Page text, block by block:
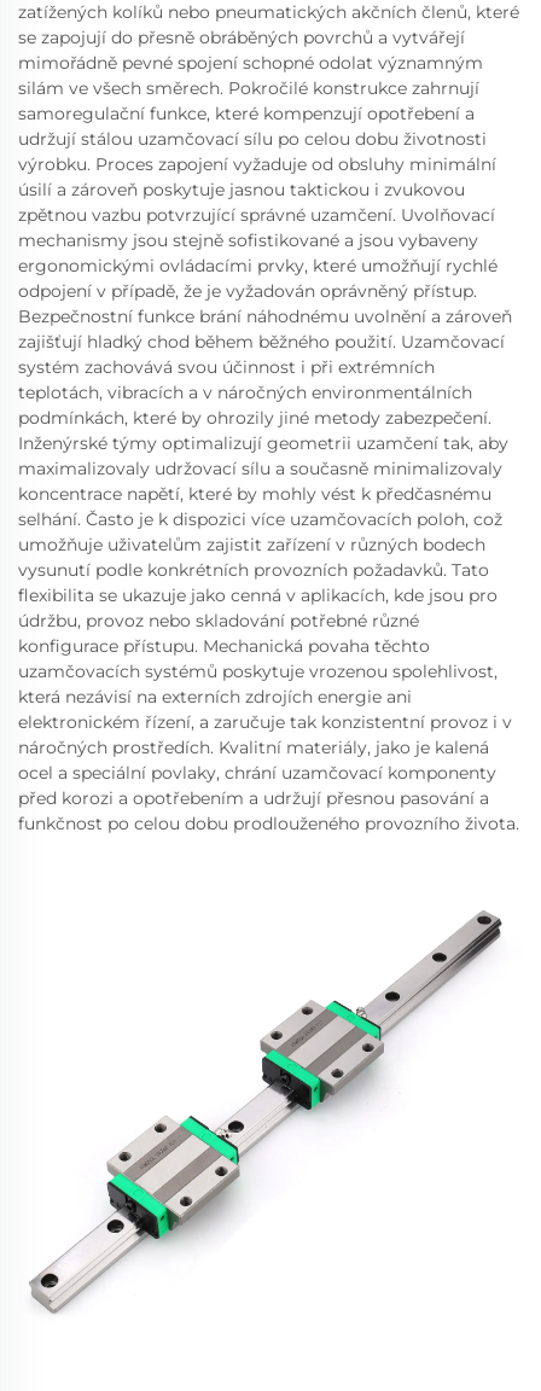
zatížených kolíků nebo pneumatických akčních členů, které
se zapojují do přesně obráběných povrchů a vytvářejí
mimořádně pevné spojení schopné odolat významným
silám ve všech směrech. Pokročilé konstrukce zahrnují
samoregulační funkce, které kompenzují opotřebení a
udržují stálou uzamčovací sílu po celou dobu životnosti
výrobku. Proces zapojení vyžaduje od obsluhy minimální
úsilí a zároveň poskytuje jasnou taktickou i zvukovou
zpětnou vazbu potvrzující správné uzamčení. Uvolňovací
mechanismy jsou stejně sofistikované a jsou vybaveny
ergonomickými ovládacími prvky, které umožňují rychlé
odpojení v případě, že je vyžadován oprávněný přístup.
Bezpečnostní funkce brání náhodnému uvolnění a zároveň
zajišťují hladký chod během běžného použití. Uzamčovací
systém zachovává svou účinnost i při extrémních
teplotách, vibracích a v náročných environmentálních
podmínkách, které by ohrozily jiné metody zabezpečení.
Inženýrské týmy optimalizují geometrii uzamčení tak, aby
maximalizovaly udržovací sílu a současně minimalizovaly
koncentrace napětí, které by mohly vést k předčasnému
selhání. Často je k dispozici více uzamčovacích poloh, což
umožňuje uživatelům zajistit zařízení v různých bodech
vysunutí podle konkrétních provozních požadavků. Tato
flexibilita se ukazuje jako cenná v aplikacích, kde jsou pro
údržbu, provoz nebo skladování potřebné různé
konfigurace přístupu. Mechanická povaha těchto
uzamčovacích systémů poskytuje vrozenou spolehlivost,
která nezávisí na externích zdrojích energie ani
elektronickém řízení, a zaručuje tak konzistentní provoz i v
náročných prostředích. Kvalitní materiály, jako je kalená
ocel a speciální povlaky, chrání uzamčovací komponenty
před korozi a opotřebením a udržují přesnou pasování a
funkčnost po celou dobu prodlouženého provozního života.